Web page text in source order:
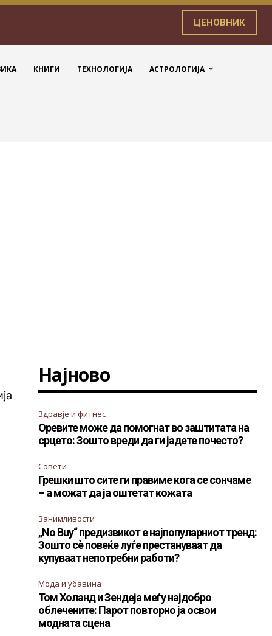
ЦЕНОВНИК
КНИГИ ТЕХНОЛОГИЈА АСТРОЛОГИЈА
Најново
Здравје и фитнес
Оревите може да помогнат во заштитата на
срцето: Зошто вреди да ги јадете почесто?
Совети
Грешки што сите ги правиме кога се сончаме
– а можат да ја оштетат кожата
Занимливости
„No Buy“ предизвикот е најпопуларниот тренд:
Зошто сè повеќе луѓе престануваат да
купуваат непотребни работи?
Мода и убавина
Том Холанд и Зендеја меѓу најдобро
облечените: Парот повторно ја освои
модната сцена